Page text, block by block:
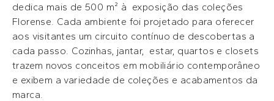
dedica mais de 500 m² à exposição das coleções
Florense. Cada ambiente foi projetado para oferecer
aos visitantes um circuito contínuo de descobertas a
cada passo. Cozinhas, jantar, estar, quartos e closets
trazem novos conceitos em mobiliário contemporâneo
e exibem a variedade de coleções e acabamentos da
marca.